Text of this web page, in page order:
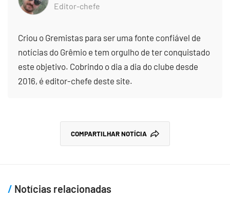
Editor-chefe
Criou o Gremistas para ser uma fonte confiável de
notícias do Grêmio e tem orgulho de ter conquistado
este objetivo. Cobrindo o dia a dia do clube desde
2016, é editor-chefe deste site.
COMPARTILHAR NOTÍCIA
Notícias relacionadas